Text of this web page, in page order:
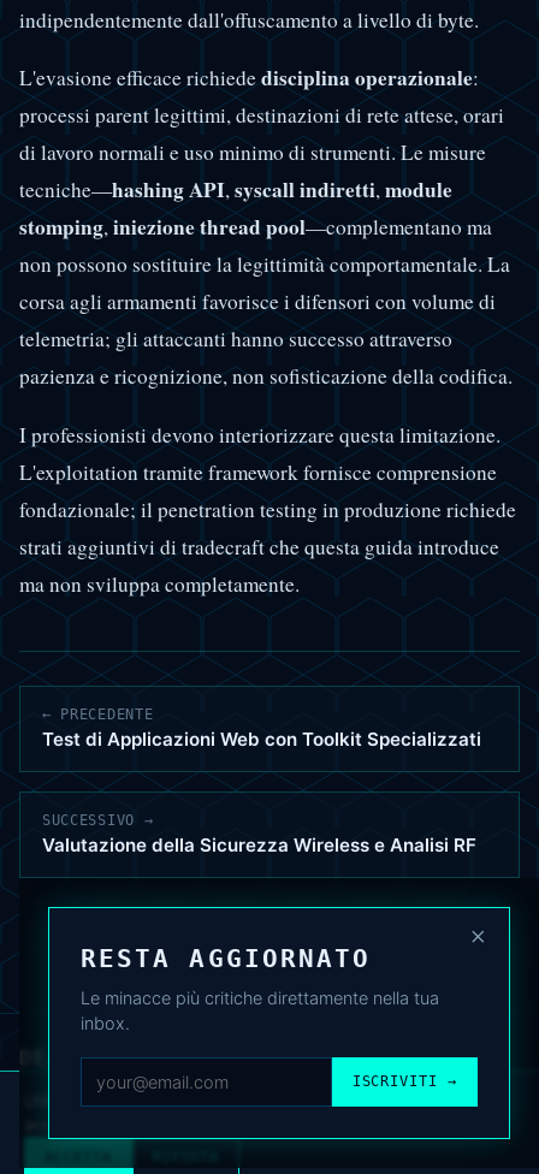
indipendentemente dall'offuscamento a livello di byte.
L'evasione efficace richiededisciplina operazionale:
processi parent legittimi, destinazioni di rete attese, orari
di lavoro normali e uso minimo di strumenti. Le misure
tecniche—hashing API,syscall indiretti,module
stomping,iniezione thread pool—complementano ma
non possono sostituire la legittimità comportamentale. La
corsa agli armamenti favorisce i difensori con volume di
telemetria; gli attaccanti hanno successo attraverso
pazienza e ricognizione, non sofisticazione della codifica.
I professionisti devono interiorizzare questa limitazione.
L'exploitation tramite framework fornisce comprensione
fondazionale; il penetration testing in produzione richiede
strati aggiuntivi di tradecraft che questa guida introduce
ma non sviluppa completamente.
← PRECEDENTE
Test di Applicazioni Web con Toolkit Specializzati
SUCCESSIVO →
Valutazione della Sicurezza Wireless e Analisi RF
×
RESTA AGGIORNATO
Le minacce più critiche direttamente nella tua
inbox.
ISCRIVITI →
DEAFNEWS
CHI SIAMO·ARCHIVIO ·FAQ PRIVACY·COOKIE POLICY
CONTATTI